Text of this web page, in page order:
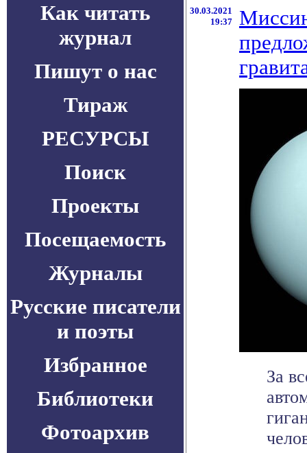
Как читать
журнал
Пишут о нас
Тираж
РЕСУРСЫ
Поиск
Проекты
Посещаемость
Журналы
Русские писатели
и поэты
Избранное
Библиотеки
Фотоархив
30.03.2021
19:37
За